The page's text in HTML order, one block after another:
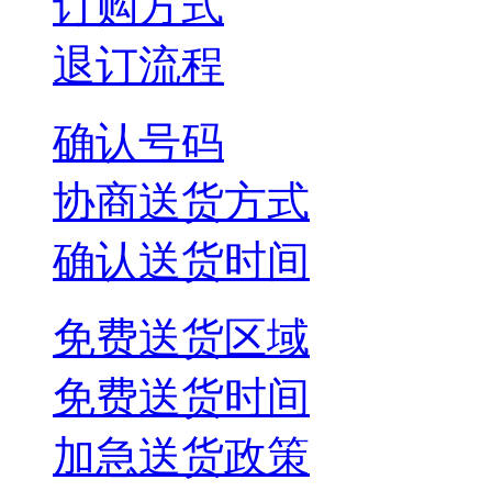
退订流程
确认号码
协商送货方式
确认送货时间
免费送货区域
免费送货时间
加急送货政策